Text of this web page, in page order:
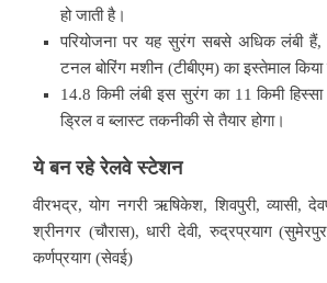
हो जाती है।
परियोजना पर यह सुरंग सबसे अधिक लंबी हैं,
टनल बोरिंग मशीन (टीबीएम) का इस्तेमाल किया
14.8 किमी लंबी इस सुरंग का 11 किमी
ड्रिल व ब्लास्ट तकनीकी से तैयार होगा।
ये बन रहे रेलवे स्टेशन
वीरभद्र, योग नगरी ऋषिकेश, शिवपुरी, व्यासी,
श्रीनगर (चौरास), धारी देवी, रुद्रप्रयाग
कर्णप्रयाग (सेवई)